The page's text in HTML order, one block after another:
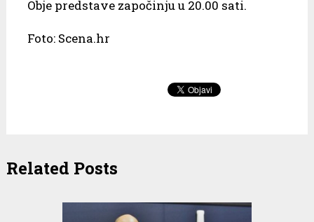
Obje predstave započinju u 20.00 sati.
Foto: Scena.hr
Related Posts